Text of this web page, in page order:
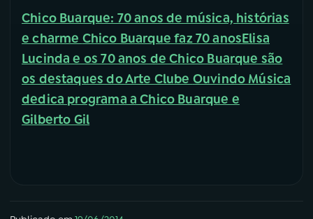
YouTube Facebook
Instagram X
Chico Buarque: 70 anos de música, histórias
e charme Chico Buarque faz 70 anosElisa
Lucinda e os 70 anos de Chico Buarque são
os destaques do Arte Clube Ouvindo Música
dedica programa a Chico Buarque e
Gilberto Gil